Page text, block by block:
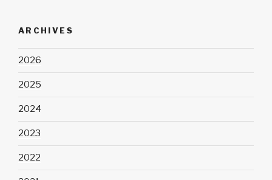
ARCHIVES
2026
2025
2024
2023
2022